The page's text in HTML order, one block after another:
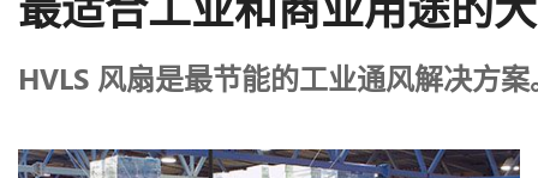
HVLS 风扇是最节能的工业通风解决方